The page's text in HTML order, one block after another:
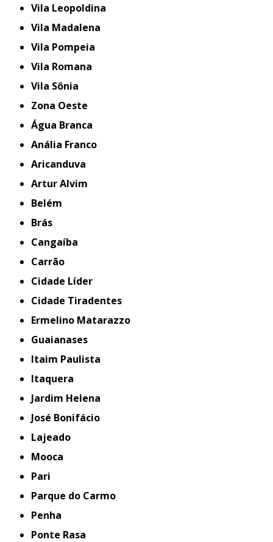
Vila Leopoldina
Vila Madalena
Vila Pompeia
Vila Romana
Vila Sônia
Zona Oeste
Água Branca
Anália Franco
Aricanduva
Artur Alvim
Belém
Brás
Cangaíba
Carrão
Cidade Líder
Cidade Tiradentes
Ermelino Matarazzo
Guaianases
Itaim Paulista
Itaquera
Jardim Helena
José Bonifácio
Lajeado
Mooca
Pari
Parque do Carmo
Penha
Ponte Rasa